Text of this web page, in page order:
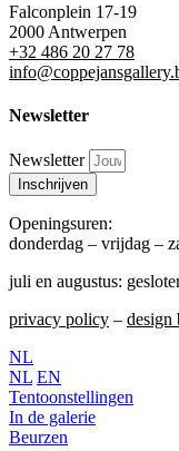
Falconplein 17-19
2000 Antwerpen
+32 486 20 27 78
Newsletter
Newsletter
Inschrijven
Openingsuren:
donderdag – vrijdag –
juli en augustus:
privacy policy – design
NL
NL EN
Tentoonstellingen
In de galerie
Beurzen